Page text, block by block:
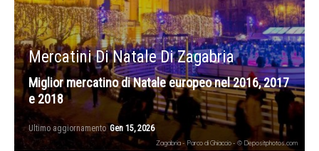
Mercatini Di Natale Di Zagabria
Miglior mercatino di Natale europeo nel 2016, 2017
e 2018
Ultimo aggiornamento Gen 15, 2026
Zagabria - Parco di Ghiaccio - © Depositphotos.com